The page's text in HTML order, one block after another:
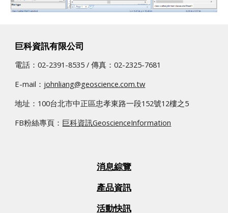
巨科資訊有限公司
電話：02-2391-8535 / 傳真：02­-2325-7681
E-mail： johnliang@geoscience.com.tw
地址：100台北市中正區忠孝東路一段152號12樓之5
FB粉絲專頁： 巨科資訊GeoscienceInformation
消息綜覽
產品資訊
活動快訊